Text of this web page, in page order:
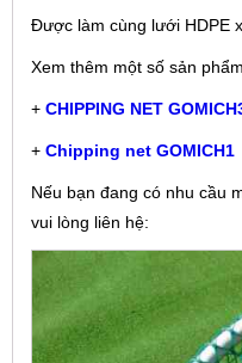
Được làm cùng lưới HDPE
Xem thêm một số sản
+ CHIPPING NET
+ Chipping net GOMICH1
Nếu bạn đang có nhu cầu
vui lòng liên hệ: